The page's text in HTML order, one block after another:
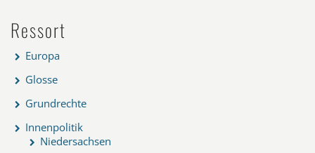
Ressort
Europa
Glosse
Grundrechte
Innenpolitik
Niedersachsen